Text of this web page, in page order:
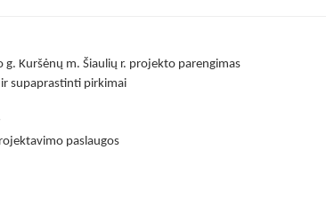
g. Kuršėnų m. Šiaulių r. projekto parengimas
supaprastinti pirkimai
paslaugos